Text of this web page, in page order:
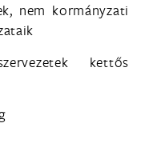
nem kormányzati
kettős